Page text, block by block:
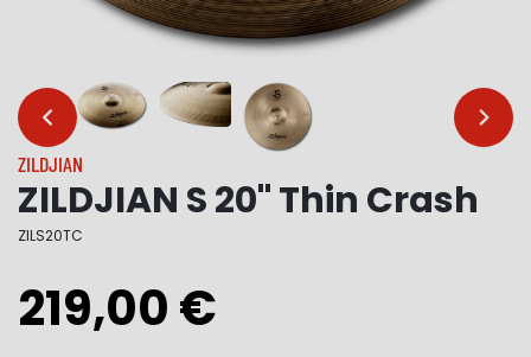
… …
ZILDJIAN
ZILDJIAN S 20" Thin Crash
ZILS20TC
219,00 €